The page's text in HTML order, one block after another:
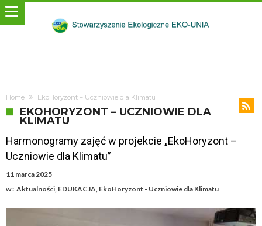
Home EkoHoryzont – Uczniowie dla Klimatu
EKOHORYZONT – UCZNIOWIE DLA
KLIMATU
Harmonogramy zajęć w projekcie „EkoHoryzont –
Uczniowie dla Klimatu”
11 marca 2025
w : Aktualności, EDUKACJA, EkoHoryzont - Uczniowie dla Klimatu